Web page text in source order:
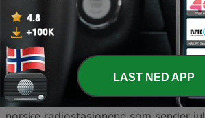
av mørke vinterkvelder, levende lys
juletoner. For mange er radioen den
skape den rette atmosfæren i
baker pepperkaker, pynter treet eller
med en varm kopp kakao. Her har vi
LAST NED APP